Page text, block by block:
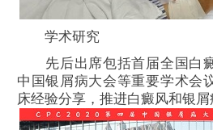
学术研究
先后出席包括首届全国白
中国银屑病大会等重要学术会
床经验分享，推进白癜风和银屑